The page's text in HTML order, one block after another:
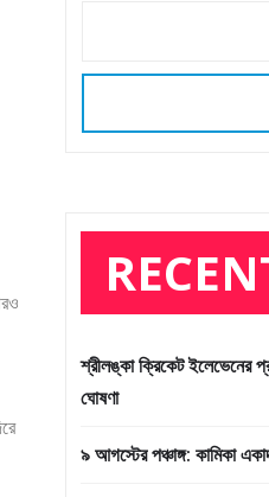
শ্রীলঙ্কা ক্রিকেট ইলেভেনের
ঘোষণা
৯ আগস্টের পঞ্চাঙ্গ: কামিকা